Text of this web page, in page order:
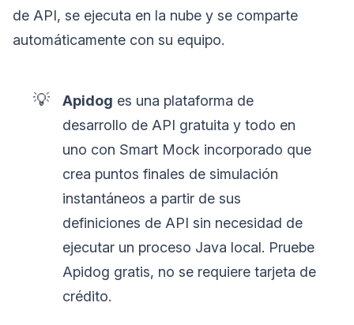
de API, se ejecuta en la nube y se comparte
automáticamente con su equipo.
💡 Apidog es una plataforma de
desarrollo de API gratuita y todo en
uno con Smart Mock incorporado que
crea puntos finales de simulación
instantáneos a partir de sus
definiciones de API sin necesidad de
ejecutar un proceso Java local. Pruebe
Apidog gratis, no se requiere tarjeta de
crédito.